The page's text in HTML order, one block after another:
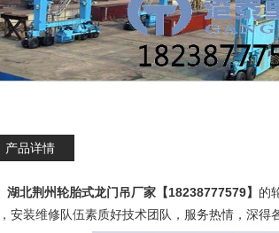
产品详情
湖北荆州轮胎式龙门吊厂家 【18238777579】 的
安装维修队伍素质好技术团队，服务热情，深得